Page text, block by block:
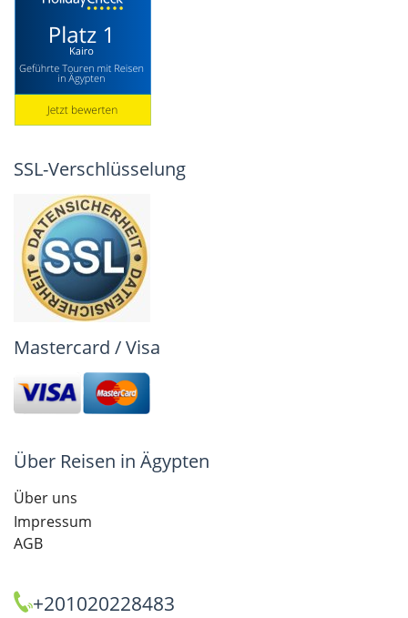
SSL-Verschlüsselung
Mastercard / Visa
Über Reisen in Ägypten
Über uns
Impressum
AGB
+201020228483